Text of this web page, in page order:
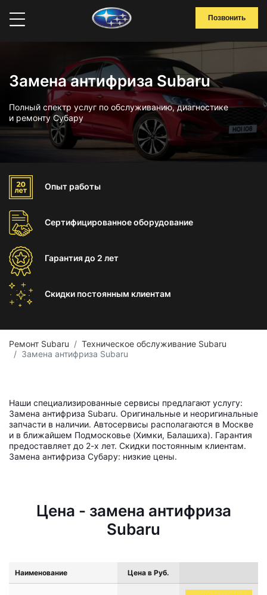
Позвонить
Замена антифриза Subaru
Полный спектр услуг по обслуживанию, диагностике
и ремонту Субару
Опыт работы
Сертифицированноеоборудование
Гарантиядо 2 лет
Скидки постоянным клиентам
Ремонт Subaru
Техническое обслуживание Subaru
Замена антифриза Subaru
Наши специализированные сервисы предлагают услугу:
Замена антифриза Subaru. Оригинальные и неоригинальные
запчасти в наличии. Автосервисы располагаются в Москве
и в ближайшем Подмосковье (Химки, Балашиха). Гарантия
предоставляет до 2-х лет. Скидки постоянным клиентам.
Замена антифриза Субару: низкие цены.
Цена - замена антифриза
Subaru
Наименование Цена в Руб.